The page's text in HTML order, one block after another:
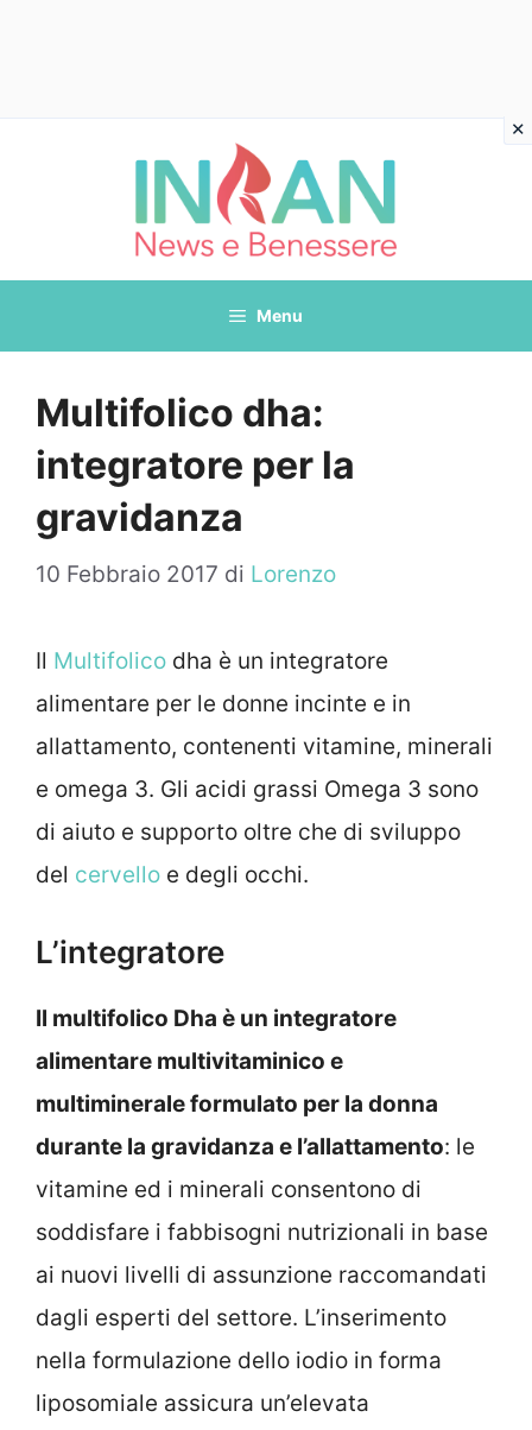
Menu
Multifolico dha:
integratore per la
gravidanza
10 Febbraio 2017 di Lorenzo
Il Multifolico dha è un integratore
alimentare per le donne incinte e in
allattamento, contenenti vitamine, minerali
e omega 3. Gli acidi grassi Omega 3 sono
di aiuto e supporto oltre che di sviluppo
del cervello e degli occhi.
L’integratore
Il multifolico Dha è un integratore
alimentare multivitaminico e
multiminerale formulato per la donna
durante la gravidanza e l’allattamento: le
vitamine ed i minerali consentono di
soddisfare i fabbisogni nutrizionali in base
ai nuovi livelli di assunzione raccomandati
dagli esperti del settore. L’inserimento
nella formulazione dello iodio in forma
liposomiale assicura un’elevata